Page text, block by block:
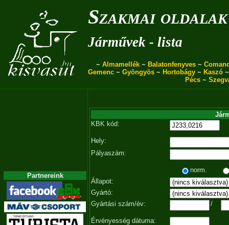
Szakmai oldalak
Járművek - lista
~ Almamellék ~ Balatonfenyves ~
Gemenc ~ Gyöngyös ~ Hortobágy ~ Kaszó
Pécs ~
Partnereink
KBK kód:
Hely:
Pályaszám:
norm.
Állapot:
Gyártó:
Gyártási szám/év:
/
Érvényesség dátuma: